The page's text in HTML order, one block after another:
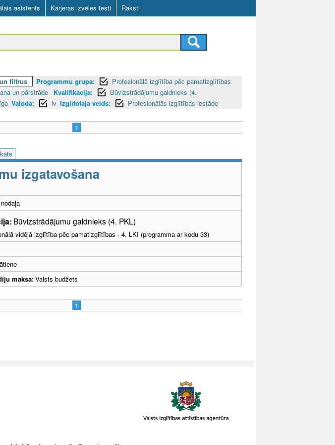
asistents Karjeras izvēles testi Raksti
filtrus Programmu grupa:
Profesionālā izglītība pēc pamatizglītības
un pārstrāde Kvalifikācija:
Būvizstrādājumu galdnieks (4.
Valoda: lv Izglītotāja veids: Profesionālās izglītības iestāde
1
izgatavošana
Būvizstrādājumu galdnieks (4. PKL)
vidējā izglītība pēc pamatizglītības - 4. LKI (programma ar kodu 33)
maksa:Valsts budžets
1